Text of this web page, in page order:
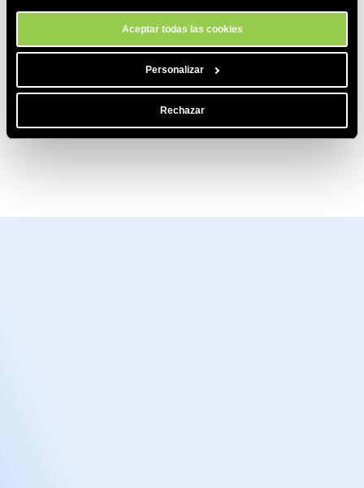
Aceptar todas las cookies
Personalizar
Rechazar